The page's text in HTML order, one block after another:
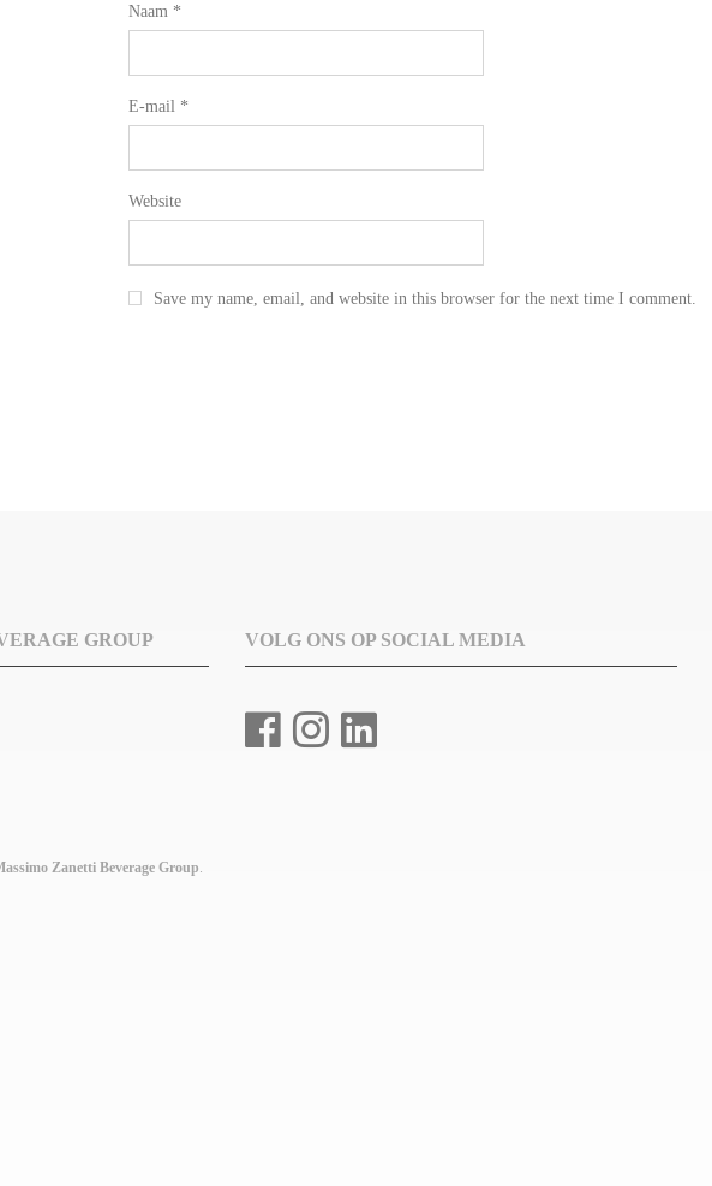
Naam *
E-mail *
Website
Save my name, email, and website in this browser for the next time I comment.
GROUP
Zanetti Beverage Group
VOLG ONS OP SOCIAL MEDIA